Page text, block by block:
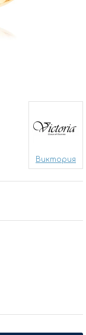
Виктория